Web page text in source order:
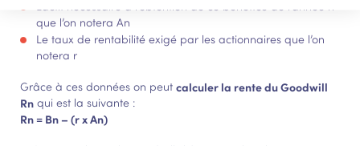
L’actif nécessaire à l’obtention de ce bénéfice de l’année n
que l’on notera An
Le taux de rentabilité exigé par les actionnaires que l’on
notera r
Grâce à ces données on peut calculer la rente du Goodwill
Rn qui est la suivante :
Rn = Bn– (r x An)